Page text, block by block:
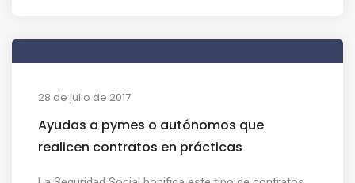
28 de julio de 2017
Ayudas a pymes o autónomos que
realicen contratos en prácticas